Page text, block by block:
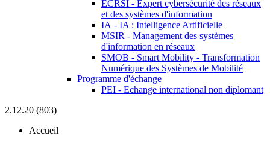
ECRSI - Expert cybersécurité des réseaux
et des systèmes d'information
IA - IA : Intelligence Artificielle
MSIR - Management des systèmes
d'information en réseaux
SMOB - Smart Mobility - Transformation
Numérique des Systèmes de Mobilité
Programme d'échange
PEI - Echange international non diplomant
2.12.20 (803)
Accueil